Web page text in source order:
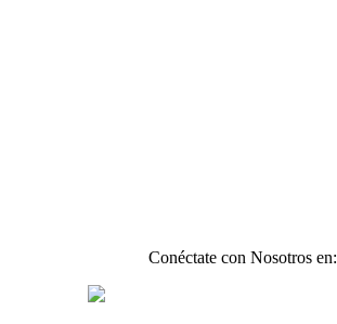
Conéctate con Nosotros en: